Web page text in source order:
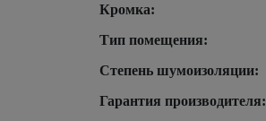
Кромка:
Тип помещения:
Степень шумоизоляции:
Гарантия производителя: